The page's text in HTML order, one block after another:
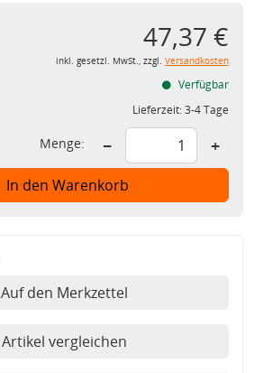
47,37 €
inkl. gesetzl. MwSt., zzgl. Versandkosten
Verfügbar
Lieferzeit:3-4 Tage
Menge: − +
In den Warenkorb
Auf den Merkzettel
Artikel vergleichen